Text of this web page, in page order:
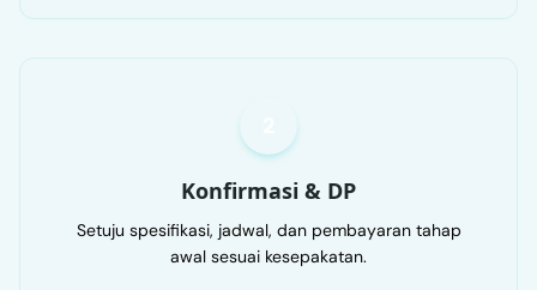
Konfirmasi & DP
Setuju spesifikasi, jadwal, dan pembayaran tahap
awal sesuai kesepakatan.